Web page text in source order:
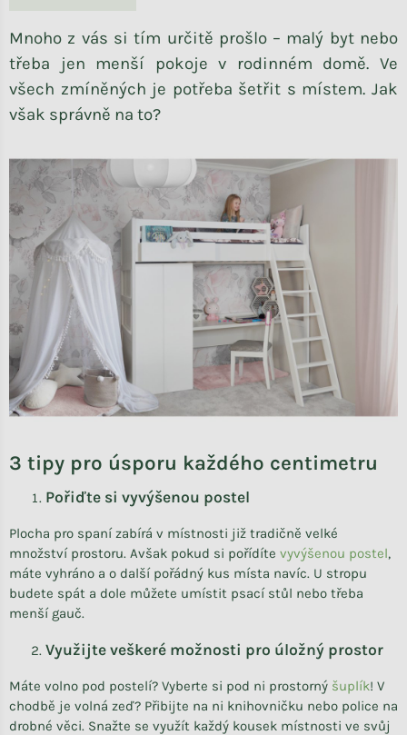
Mnoho z vás si tím určitě prošlo – malý byt nebo
třeba jen menší pokoje v rodinném domě. Ve
všech zmíněných je potřeba šetřit s místem. Jak
však správně na to?
3 tipy pro úsporu každého centimetru
Pořiďte si vyvýšenou postel
Plocha pro spaní zabírá v místnosti již tradičně velké
množství prostoru. Avšak pokud si pořídíte vyvýšenou postel,
máte vyhráno a o další pořádný kus místa navíc. U stropu
budete spát a dole můžete umístit psací stůl nebo třeba
menší gauč.
Využijte veškeré možnosti pro úložný prostor
Máte volno pod postelí? Vyberte si pod ni prostorný šuplík! V
chodbě je volná zeď? Přibijte na ni knihovničku nebo police na
drobné věci. Snažte se využít každý kousek místnosti ve svůj